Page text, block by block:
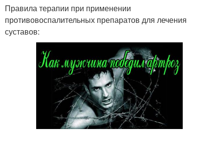
Правила терапии при применении
противовоспалительных препаратов для лечения
суставов: